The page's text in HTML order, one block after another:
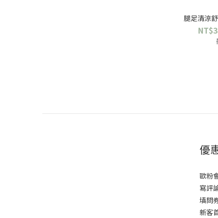
腿足清涼
優
歐粉
寫評
填問
新客